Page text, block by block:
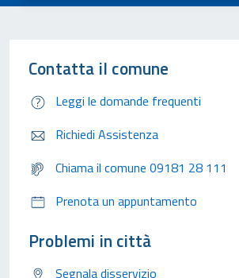
Contatta il comune
Leggi le domande frequenti
Richiedi Assistenza
Chiama il comune 09181 28 111
Prenota un appuntamento
Problemi in città
Segnala disservizio